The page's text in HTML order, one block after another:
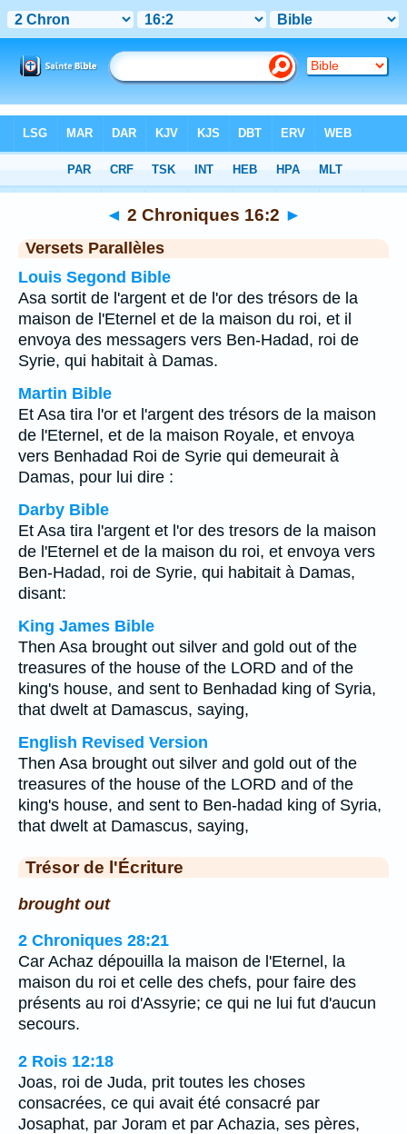
>Chapitre 16 > Verset 2
◄ 2 Chroniques 16:2 ►
Versets Parallèles
Louis Segond Bible
Asa sortit de l'argent et de l'or des trésors de la
maison de l'Eternel et de la maison du roi, et il
envoya des messagers vers Ben-Hadad, roi de
Syrie, qui habitait à Damas.
Martin Bible
Et Asa tira l'or et l'argent des trésors de la maison
de l'Eternel, et de la maison Royale, et envoya
vers Benhadad Roi de Syrie qui demeurait à
Damas, pour lui dire :
Darby Bible
Et Asa tira l'argent et l'or des tresors de la maison
de l'Eternel et de la maison du roi, et envoya vers
Ben-Hadad, roi de Syrie, qui habitait à Damas,
disant:
King James Bible
Then Asa brought out silver and gold out of the
treasures of the house of the LORD and of the
king's house, and sent to Benhadad king of Syria,
that dwelt at Damascus, saying,
English Revised Version
Then Asa brought out silver and gold out of the
treasures of the house of the LORD and of the
king's house, and sent to Ben-hadad king of Syria,
that dwelt at Damascus, saying,
Trésor de l'Écriture
brought out
2 Chroniques 28:21
Car Achaz dépouilla la maison de l'Eternel, la
maison du roi et celle des chefs, pour faire des
présents au roi d'Assyrie; ce qui ne lui fut d'aucun
secours.
2 Rois 12:18
Joas, roi de Juda, prit toutes les choses
consacrées, ce qui avait été consacré par
Josaphat, par Joram et par Achazia, ses pères,